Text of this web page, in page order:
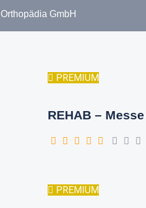
Orthopädia GmbH
PREMIUM
REHAB –
PREMIUM